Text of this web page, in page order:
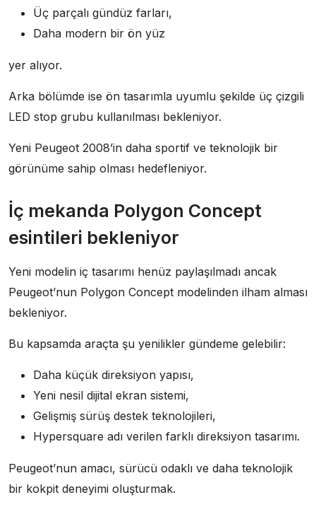
Üç parçalı gündüz farları,
Daha modern bir ön yüz
yer alıyor.
Arka bölümde ise ön tasarımla uyumlu şekilde üç çizgili
LED stop grubu kullanılması bekleniyor.
Yeni Peugeot 2008’in daha sportif ve teknolojik bir
görünüme sahip olması hedefleniyor.
İç mekanda Polygon Concept
esintileri bekleniyor
Yeni modelin iç tasarımı henüz paylaşılmadı ancak
Peugeot’nun Polygon Concept modelinden ilham alması
bekleniyor.
Bu kapsamda araçta şu yenilikler gündeme gelebilir:
Daha küçük direksiyon yapısı,
Yeni nesil dijital ekran sistemi,
Gelişmiş sürüş destek teknolojileri,
Hypersquare adı verilen farklı direksiyon tasarımı.
Peugeot’nun amacı, sürücü odaklı ve daha teknolojik
bir kokpit deneyimi oluşturmak.